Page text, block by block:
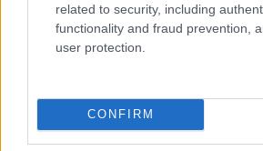
related to security, including
functionality and fraud prevention,
user protection.
CONFIRM
PHIL JONES